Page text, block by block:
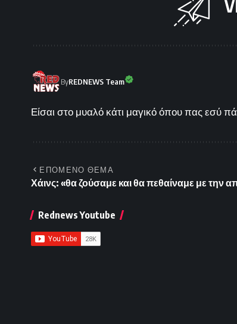
ByREDNEWS Team
Είσαι στο μυαλό κάτι μαγικό όπου πας εσύ
ΕΠΟΜΕΝΟ ΘΕΜΑ
Χάινς: «θα ζούσαμε και θα πεθαίναμε με την
Rednews Youtube